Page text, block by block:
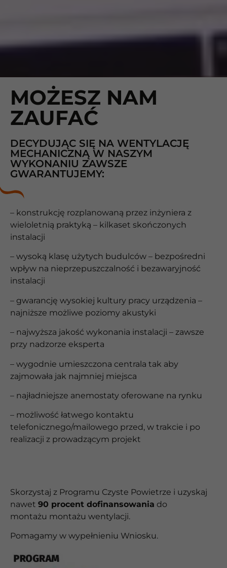
MOŻESZ NAM
ZAUFAĆ
DECYDUJĄC SIĘ NA WENTYLACJĘ
MECHANICZNĄ W NASZYM
WYKONANIU ZAWSZE
GWARANTUJEMY:
– konstrukcję rozplanowaną przez inżyniera z
wieloletnią praktyką – kilkaset skończonych
instalacji
– wysoką klasę użytych budulców – bezpośredni
wpływ na nieprzepuszczalność i bezawaryjność
instalacji
– gwarancję wysokiej kultury pracy urządzenia –
najniższe możliwe poziomy akustyki
– najwyższa jakość wykonania instalacji – zawsze
przy nadzorze eksperta
– wygodnie umieszczona centrala tak aby
zajmowała jak najmniej miejsca
– najładniejsze anemostaty oferowane na rynku
– możliwość łatwego kontaktu
telefonicznego/mailowego przed, w trakcie i po
realizacji z prowadzącym projekt
Skorzystaj z Programu Czyste Powietrze i uzyskaj
nawet 90 procent dofinansowania do
montażu montażu wentylacji.
Pomagamy w wypełnieniu Wniosku.